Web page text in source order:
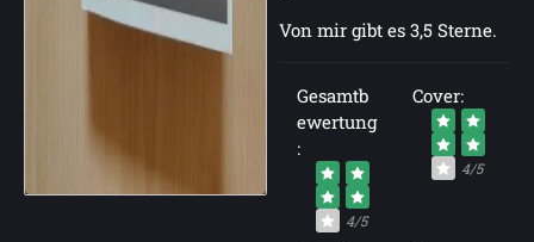
Von mir gibt es 3,5 Sterne.
Gesamtb
ewertung
:
4/5
Cover:
4/5